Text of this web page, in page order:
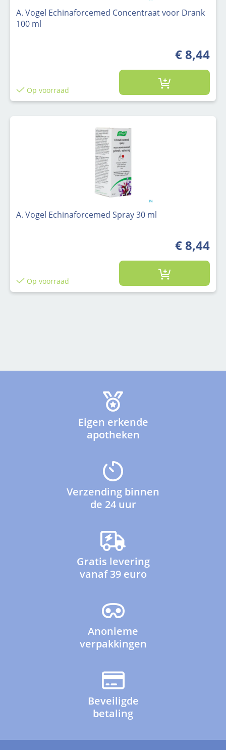
A. Vogel Echinaforcemed Concentraat voor Drank
100 ml
€ 8,44
Op voorraad
A. Vogel Echinaforcemed Spray 30 ml
€ 8,44
Op voorraad
Eigen erkende
apotheken
Verzending binnen
de 24 uur
Gratis levering
vanaf 39 euro
Anonieme
verpakkingen
Beveiligde
betaling